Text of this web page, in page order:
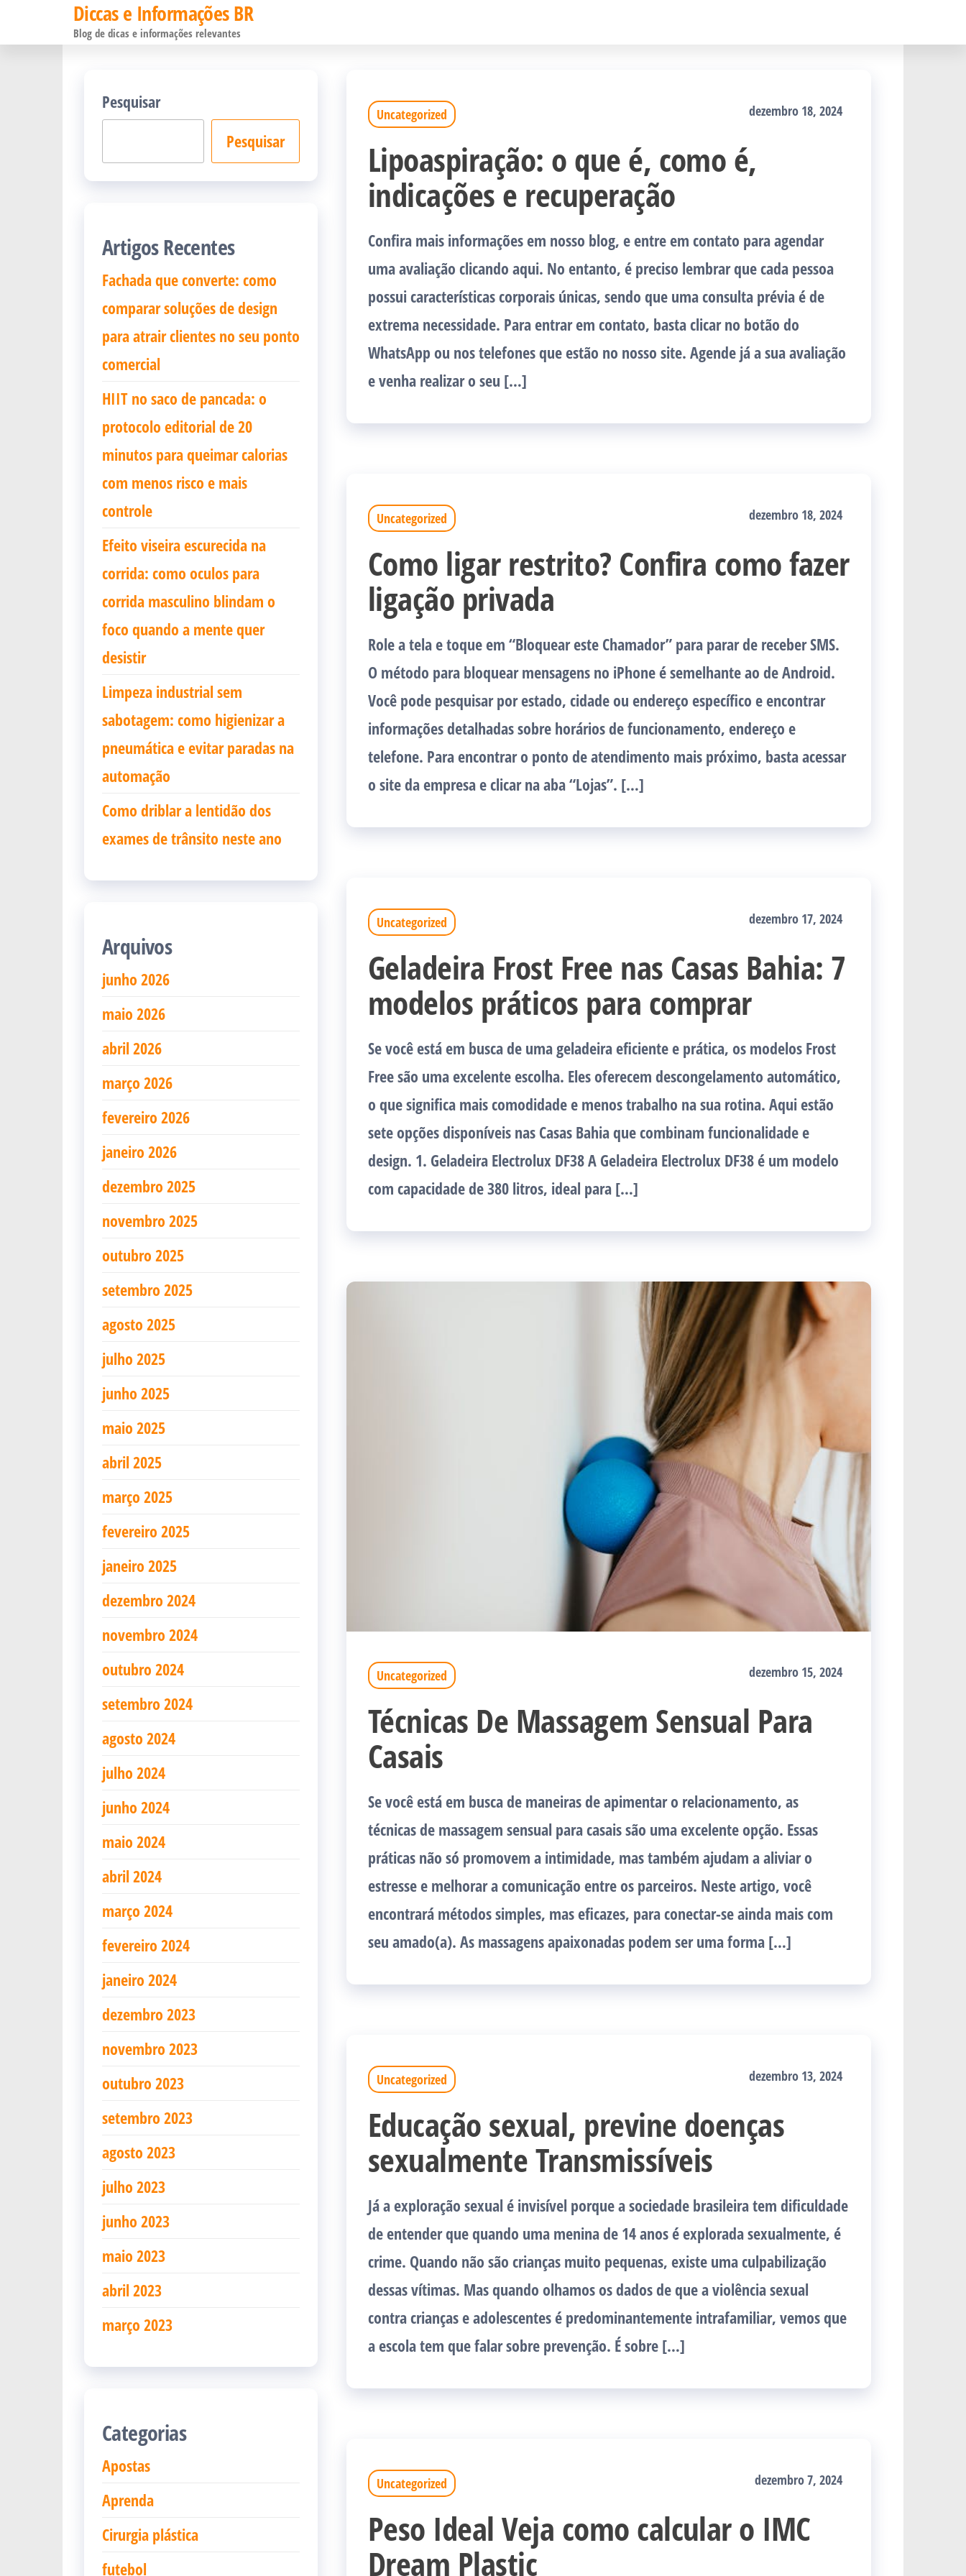
para
Diccas e Informações BR
Blog de dicas e informações relevantes
Uncategorized dezembro 18, 2024
Lipoaspiração: o que é, como é,
indicações e recuperação
Confira mais informações em nosso blog, e entre em contato para agendar
uma avaliação clicando aqui. No entanto, é preciso lembrar que cada pessoa
possui características corporais únicas, sendo que uma consulta prévia é de
extrema necessidade. Para entrar em contato, basta clicar no botão do
WhatsApp ou nos telefones que estão no nosso site. Agende já a sua avaliação
e venha realizar o seu […]
Uncategorized dezembro 18, 2024
Como ligar restrito? Confira como fazer
ligação privada
Role a tela e toque em “Bloquear este Chamador” para parar de receber SMS.
O método para bloquear mensagens no iPhone é semelhante ao de Android.
Você pode pesquisar por estado, cidade ou endereço específico e encontrar
informações detalhadas sobre horários de funcionamento, endereço e
telefone. Para encontrar o ponto de atendimento mais próximo, basta acessar
o site da empresa e clicar na aba “Lojas”. […]
Uncategorized dezembro 17, 2024
Geladeira Frost Free nas Casas Bahia: 7
modelos práticos para comprar
Se você está em busca de uma geladeira eficiente e prática, os modelos Frost
Free são uma excelente escolha. Eles oferecem descongelamento automático,
o que significa mais comodidade e menos trabalho na sua rotina. Aqui estão
sete opções disponíveis nas Casas Bahia que combinam funcionalidade e
design. 1. Geladeira Electrolux DF38 A Geladeira Electrolux DF38 é um modelo
com capacidade de 380 litros, ideal para […]
Uncategorized dezembro 15, 2024
Técnicas De Massagem Sensual Para
Casais
Se você está em busca de maneiras de apimentar o relacionamento, as
técnicas de massagem sensual para casais são uma excelente opção. Essas
práticas não só promovem a intimidade, mas também ajudam a aliviar o
estresse e melhorar a comunicação entre os parceiros. Neste artigo, você
encontrará métodos simples, mas eficazes, para conectar-se ainda mais com
seu amado(a). As massagens apaixonadas podem ser uma forma […]
Uncategorized dezembro 13, 2024
Educação sexual, previne doenças
sexualmente Transmissíveis
Já a exploração sexual é invisível porque a sociedade brasileira tem dificuldade
de entender que quando uma menina de 14 anos é explorada sexualmente, é
crime. Quando não são crianças muito pequenas, existe uma culpabilização
dessas vítimas. Mas quando olhamos os dados de que a violência sexual
contra crianças e adolescentes é predominantemente intrafamiliar, vemos que
a escola tem que falar sobre prevenção. É sobre […]
Uncategorized dezembro 7, 2024
Peso Ideal Veja como calcular o IMC
Dream Plastic
Pesquisar
Pesquisar
Artigos Recentes
Fachada que converte: como
comparar soluções de design
para atrair clientes no seu ponto
comercial
HIIT no saco de pancada: o
protocolo editorial de 20
minutos para queimar calorias
com menos risco e mais
controle
Efeito viseira escurecida na
corrida: como oculos para
corrida masculino blindam o
foco quando a mente quer
desistir
Limpeza industrial sem
sabotagem: como higienizar a
pneumática e evitar paradas na
automação
Como driblar a lentidão dos
exames de trânsito neste ano
Arquivos
junho 2026
maio 2026
abril 2026
março 2026
fevereiro 2026
janeiro 2026
dezembro 2025
novembro 2025
outubro 2025
setembro 2025
agosto 2025
julho 2025
junho 2025
maio 2025
abril 2025
março 2025
fevereiro 2025
janeiro 2025
dezembro 2024
novembro 2024
outubro 2024
setembro 2024
agosto 2024
julho 2024
junho 2024
maio 2024
abril 2024
março 2024
fevereiro 2024
janeiro 2024
dezembro 2023
novembro 2023
outubro 2023
setembro 2023
agosto 2023
julho 2023
junho 2023
maio 2023
abril 2023
março 2023
Categorias
Apostas
Aprenda
Cirurgia plástica
futebol